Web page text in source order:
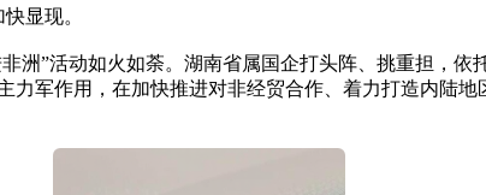
显现。
”活动如火如荼。湖南省属国企打头阵、挑重担，依
军作用，在加快推进对非经贸合作、着力打造内陆地